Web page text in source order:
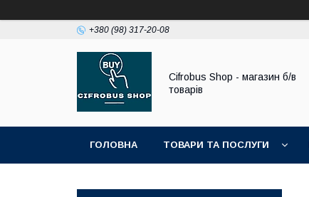
+380 (98) 317-20-08
Cifrobus Shop - магазин б/в
товарів
ГОЛОВНА ТОВАРИ ТА ПОСЛУГИ